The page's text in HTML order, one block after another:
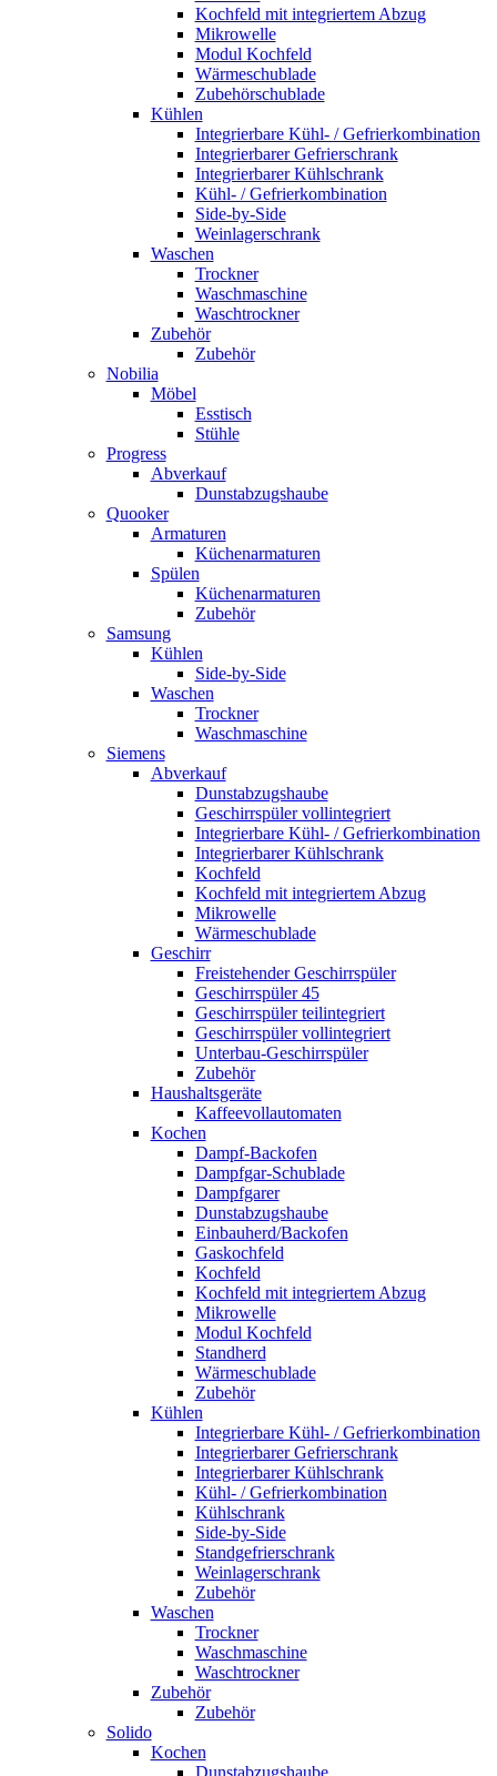
Kochfeld mit integriertem Abzug
Mikrowelle
Modul Kochfeld
Wärmeschublade
Zubehörschublade
Kühlen
Integrierbare Kühl- / Gefrierkombination
Integrierbarer Gefrierschrank
Integrierbarer Kühlschrank
Kühl- / Gefrierkombination
Side-by-Side
Weinlagerschrank
Waschen
Trockner
Waschmaschine
Waschtrockner
Zubehör
Zubehör
Nobilia
Möbel
Esstisch
Stühle
Progress
Abverkauf
Dunstabzugshaube
Quooker
Armaturen
Küchenarmaturen
Spülen
Küchenarmaturen
Zubehör
Samsung
Kühlen
Side-by-Side
Waschen
Trockner
Waschmaschine
Siemens
Abverkauf
Dunstabzugshaube
Geschirrspüler vollintegriert
Integrierbare Kühl- / Gefrierkombination
Integrierbarer Kühlschrank
Kochfeld
Kochfeld mit integriertem Abzug
Mikrowelle
Wärmeschublade
Geschirr
Freistehender Geschirrspüler
Geschirrspüler 45
Geschirrspüler teilintegriert
Geschirrspüler vollintegriert
Unterbau-Geschirrspüler
Zubehör
Haushaltsgeräte
Kaffeevollautomaten
Kochen
Dampf-Backofen
Dampfgar-Schublade
Dampfgarer
Dunstabzugshaube
Einbauherd/Backofen
Gaskochfeld
Kochfeld
Kochfeld mit integriertem Abzug
Mikrowelle
Modul Kochfeld
Standherd
Wärmeschublade
Zubehör
Kühlen
Integrierbare Kühl- / Gefrierkombination
Integrierbarer Gefrierschrank
Integrierbarer Kühlschrank
Kühl- / Gefrierkombination
Kühlschrank
Side-by-Side
Standgefrierschrank
Weinlagerschrank
Zubehör
Waschen
Trockner
Waschmaschine
Waschtrockner
Zubehör
Zubehör
Solido
Kochen
Dunstabzugshaube